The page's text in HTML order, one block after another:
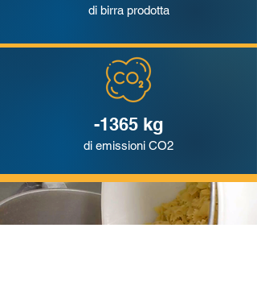
di birra prodotta
-1365 kg
di emissioni CO2